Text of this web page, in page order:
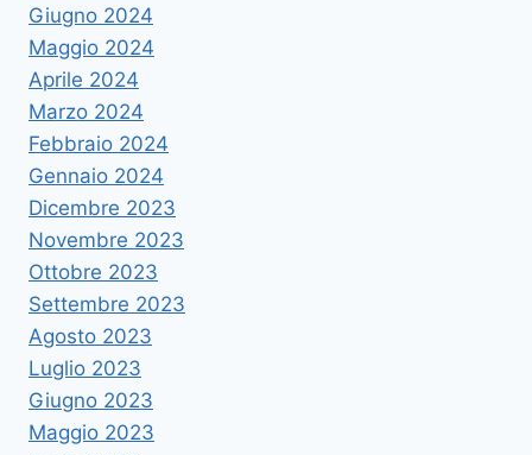
Giugno 2024
Maggio 2024
Aprile 2024
Marzo 2024
Febbraio 2024
Gennaio 2024
Dicembre 2023
Novembre 2023
Ottobre 2023
Settembre 2023
Agosto 2023
Luglio 2023
Giugno 2023
Maggio 2023